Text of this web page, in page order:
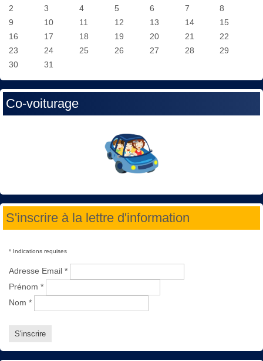
2
3 4 5 6 7
8
9
10 11 12 13 14
15
16
17 18 19 20 21
22
23
24 25 26 27 28
29
30
31
Co-voiturage
S'inscrire à la lettre d'information
* Indications requises
Adresse Email *
Prénom *
Nom *